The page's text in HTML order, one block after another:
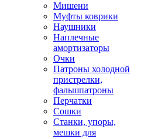
Мишени
Муфты коврики
Наушники
Наплечные
амортизаторы
Очки
Патроны холодной
пристрелки,
фальшпатроны
Перчатки
Сошки
Станки, упоры,
мешки для